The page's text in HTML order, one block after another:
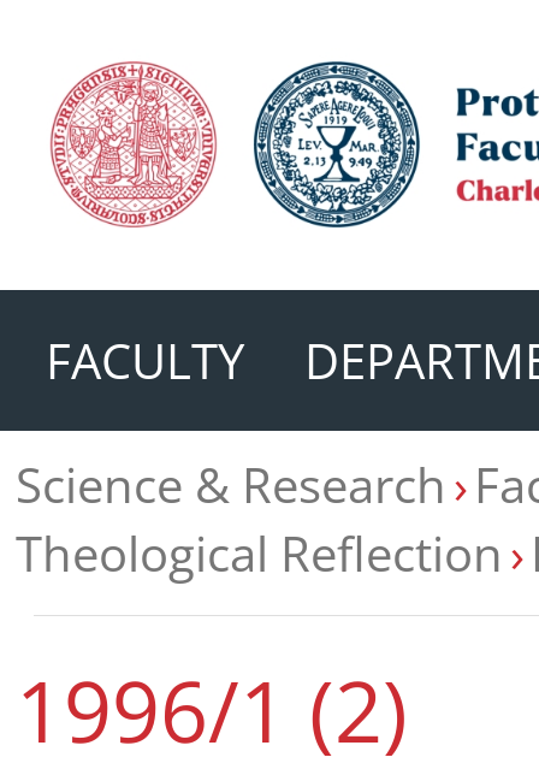
FACULTY
Science & Research
Theological Reflection
1996/1 (2)